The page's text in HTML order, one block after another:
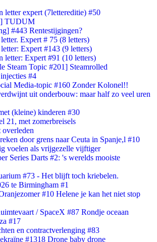
letter expert (7lettereditie) #50
TUDUM
#443 Rentestijgingen?
Expert # 75 (8 letters)
Expert #143 (9 letters)
letter: Expert #91 (10 letters)
Steam Topic #201] Steamrolled
#4
Media-topic #160 Zonder Kolonel!!
uit onderbouw: maar half zo veel uren
(kleine) kinderen #30
21, met zomerbreisels
door grens naar Ceuta in Spanje,l #10
voelen als vrijgezelle vijftiger
Series Darts #2: 's werelds mooiste
#73 - Het blijft toch kriebelen.
te Birmingham #1
#10 Helene je kan het niet stop
/ SpaceX #87 Rondje oceaan
#17
en contractverlenging #83
#1318 Drone baby drone